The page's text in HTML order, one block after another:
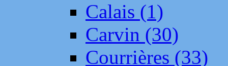
Calais (1)
Carvin (30)
Courrières (33)